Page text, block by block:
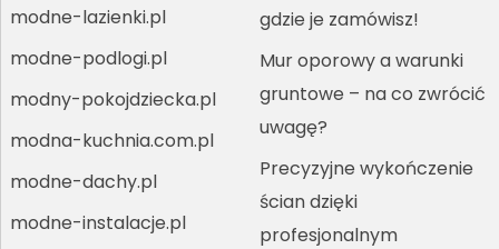
modne-lazienki.pl
modne-podlogi.pl
modny-pokojdziecka.pl
modna-kuchnia.com.pl
modne-dachy.pl
modne-instalacje.pl
gdzie je zamówisz!
Mur oporowy a warunki
gruntowe – na co zwrócić
uwagę?
Precyzyjne wykończenie
ścian dzięki
profesjonalnym